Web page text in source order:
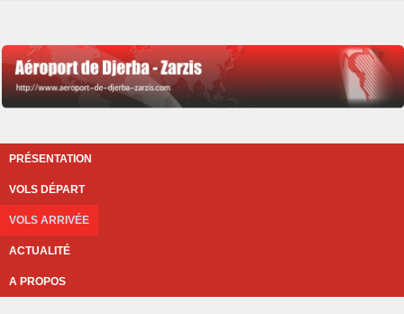
PRÉSENTATION
VOLS DÉPART
VOLS ARRIVÉE
ACTUALITÉ
A PROPOS